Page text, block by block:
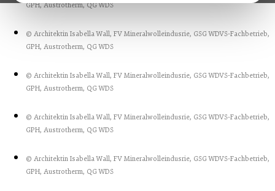
GPH, Austrotherm, QG WDS
© Architektin Isabella Wall, FV Mineralwolleindusrie, GSG WDVS-Fachbetrieb,
GPH, Austrotherm, QG WDS
© Architektin Isabella Wall, FV Mineralwolleindusrie, GSG WDVS-Fachbetrieb,
GPH, Austrotherm, QG WDS
© Architektin Isabella Wall, FV Mineralwolleindusrie, GSG WDVS-Fachbetrieb,
GPH, Austrotherm, QG WDS
© Architektin Isabella Wall, FV Mineralwolleindusrie, GSG WDVS-Fachbetrieb,
GPH, Austrotherm, QG WDS